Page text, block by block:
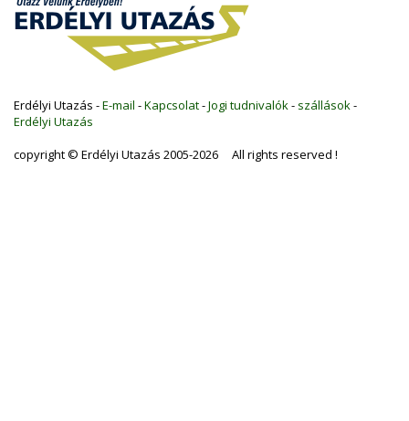
Erdélyi Utazás -E-mail -Kapcsolat-Jogi tudnivalók - szállások -
Erdélyi Utazás
copyright © Erdélyi Utazás 2005-2026 All rights reserved !